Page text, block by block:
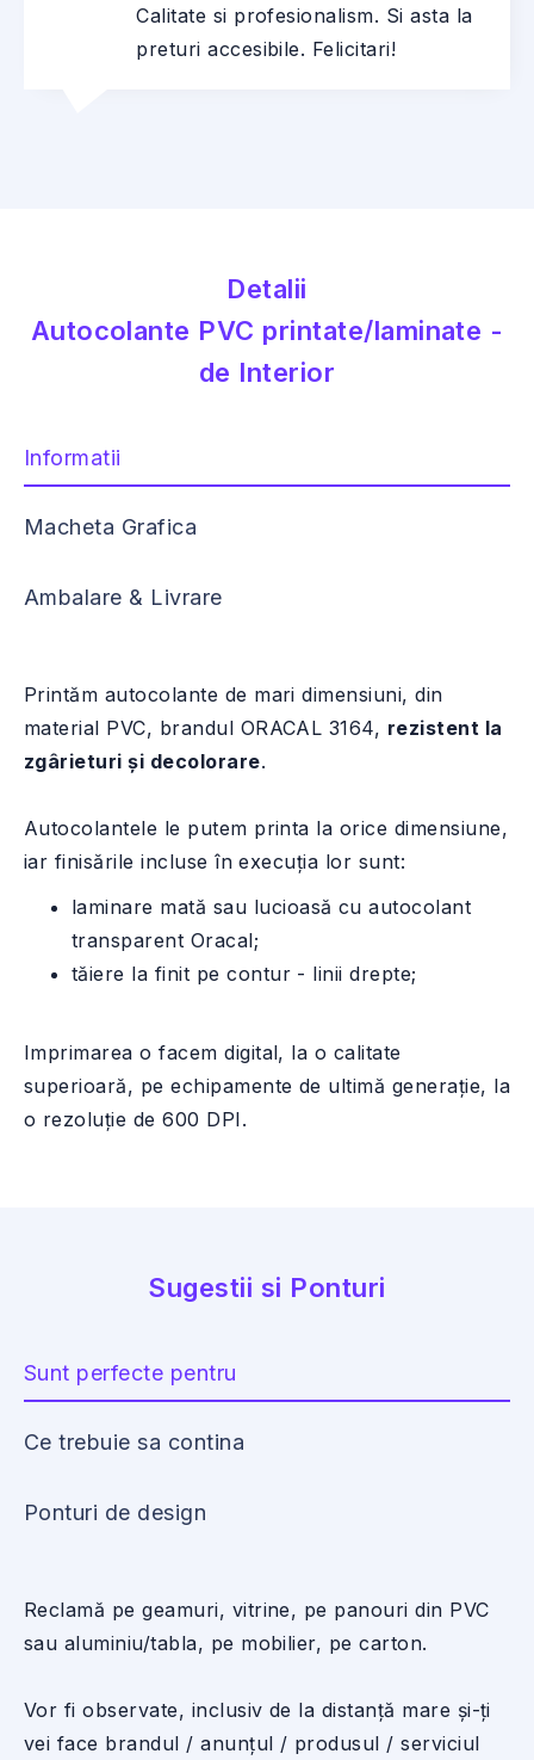
Calitate si profesionalism. Si asta la
preturi accesibile. Felicitari!
Detalii
Autocolante PVC printate/laminate -
de Interior
Informatii
Macheta Grafica
Ambalare & Livrare
Printăm autocolante de mari dimensiuni, din
material PVC, brandul ORACAL 3164, rezistent la
zgârieturi și decolorare.
Autocolantele le putem printa la orice dimensiune,
iar finisările incluse în execuția lor sunt:
laminare mată sau lucioasă cu autocolant
transparent Oracal;
tăiere la finit pe contur - linii drepte;
Imprimarea o facem digital, la o calitate
superioară, pe echipamente de ultimă generație, la
o rezoluție de 600 DPI.
Sugestii si Ponturi
Sunt perfecte pentru
Ce trebuie sa contina
Ponturi de design
Reclamă pe geamuri, vitrine, pe panouri din PVC
sau aluminiu/tabla, pe mobilier, pe carton.
Vor fi observate, inclusiv de la distanță mare și-ți
vei face brandul / anunțul / produsul / serviciul